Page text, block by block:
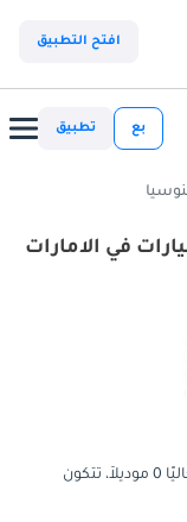
افتح التطبيق
بع تطبيق
في الامارات
في دولة الإمارات العربية المتحدة، تقدم فينوسيا حاليًا 0 موديلاً، تتكون